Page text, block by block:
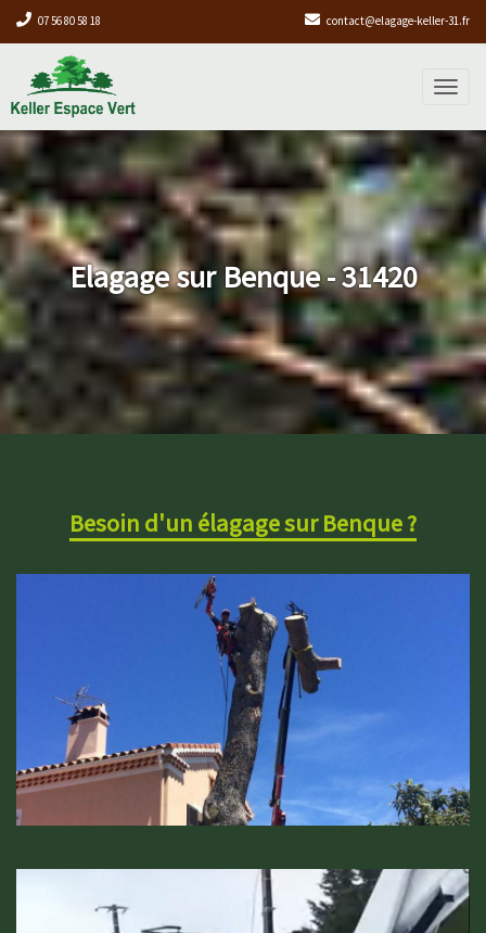
07 56 80 58 18 contact@elagage-keller-31.fr
Elagage sur Benque - 31420
Besoin d'un élagage sur Benque ?